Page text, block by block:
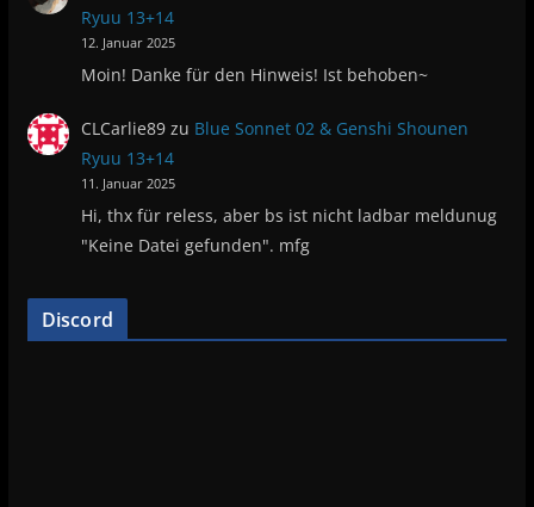
Ryuu 13+14
12. Januar 2025
Moin! Danke für den Hinweis! Ist behoben~
CLCarlie89 zu Blue Sonnet 02 & Genshi Shounen
Ryuu 13+14
11. Januar 2025
Hi, thx für reless, aber bs ist nicht ladbar meldunug
"Keine Datei gefunden". mfg
Discord